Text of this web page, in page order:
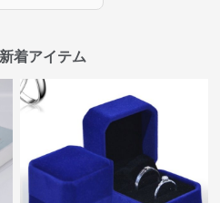
着アイテム